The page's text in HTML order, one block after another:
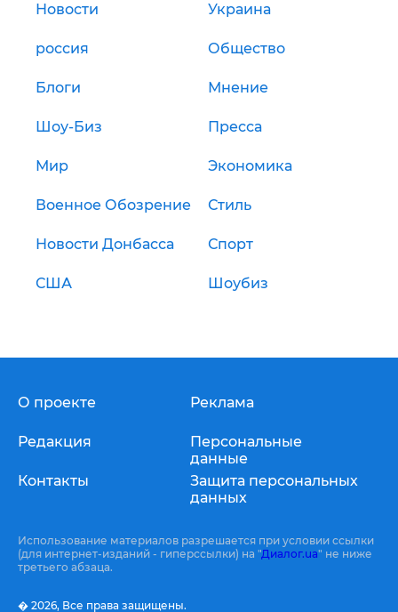
Новости Украина
россия Общество
Блоги Мнение
Шоу-Биз Пресса
Мир Экономика
Военное Обозрение Стиль
Новости Донбасса Спорт
США Шоубиз
О проекте
Редакция
Контакты
Реклама
Персональные
данные
Защита персональных
данных
Использование материалов разрешается при условии ссылки
(для интернет-изданий - гиперссылки) на "Диалог.ua" не ниже
третьего абзаца.
� 2026, Все права защищены.